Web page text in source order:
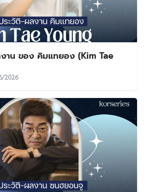
าน ของ คิมแทยอง (Kim Tae
2026